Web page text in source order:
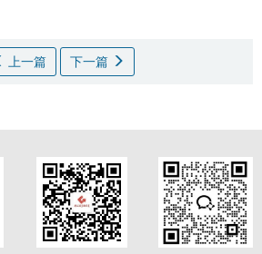
上一篇 下一篇